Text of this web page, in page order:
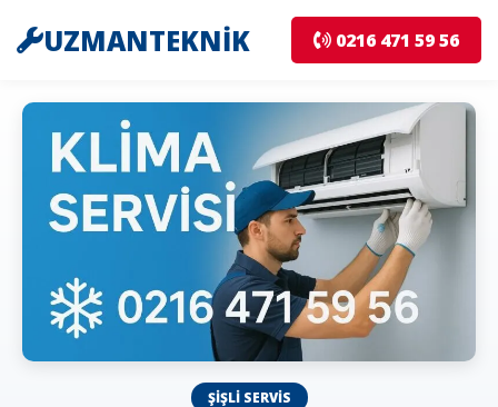
UZMANTEKNİK 0216 471 59 56
ŞIŞLI SERVIS